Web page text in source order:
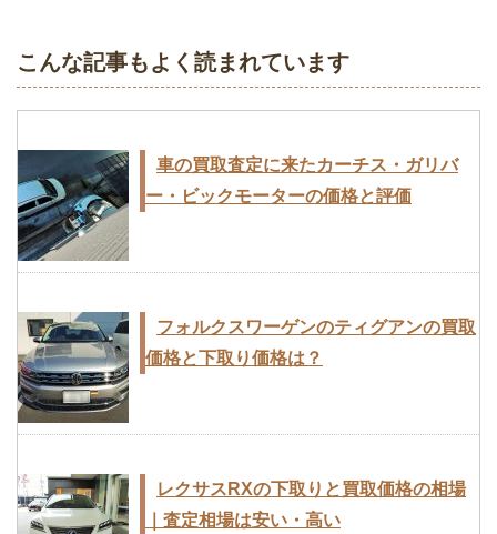
こんな記事もよく読まれています
車の買取査定に来たカーチス・ガリバ
ー・ビックモーターの価格と評価
フォルクスワーゲンのティグアンの買取
価格と下取り価格は？
レクサスRXの下取りと買取価格の相場
｜査定相場は安い・高い